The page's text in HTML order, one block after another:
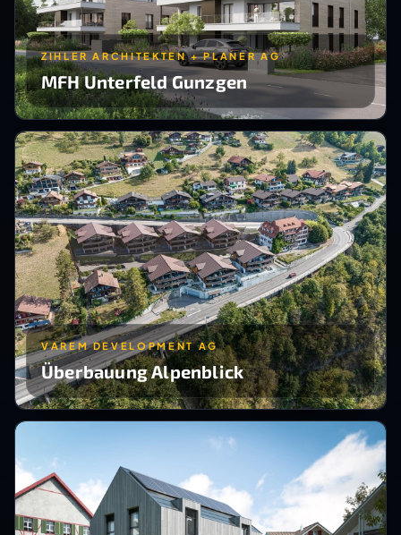
ZIHLER ARCHITEKTEN + PLANER AG
MFH Unterfeld Gunzgen
VAREM DEVELOPMENT AG
Überbauung Alpenblick